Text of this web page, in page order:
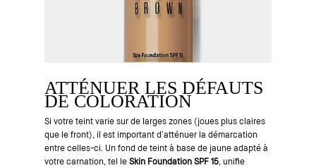
ATTÉNUER LES DÉFAUTS
DE COLORATION
Si votre teint varie sur de larges zones (joues plus claires
que le front), il est important d’atténuer la démarcation
entre celles-ci. Un fond de teint à base de jaune adapté à
votre carnation, tel le Skin Foundation SPF 15, unifie